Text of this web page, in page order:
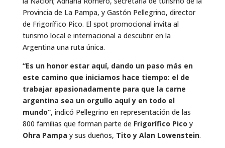
Provincia de La Pampa, y Gastón Pellegrino, director
de Frigorífico Pico. El spot promocional invita al
turismo local e internacional a descubrir en la
Argentina una ruta única.
“Es un honor estar aquí, dando un paso más en
este camino que iniciamos hace tiempo: el de
trabajar apasionadamente para que la carne
argentina sea un orgullo aquí y en todo el
mundo”, indicó Pellegrino en representación de las
800 familias que forman parte de Frigorífico Pico y
Ohra Pampa y sus dueños, Tito y Alan Lowenstein.